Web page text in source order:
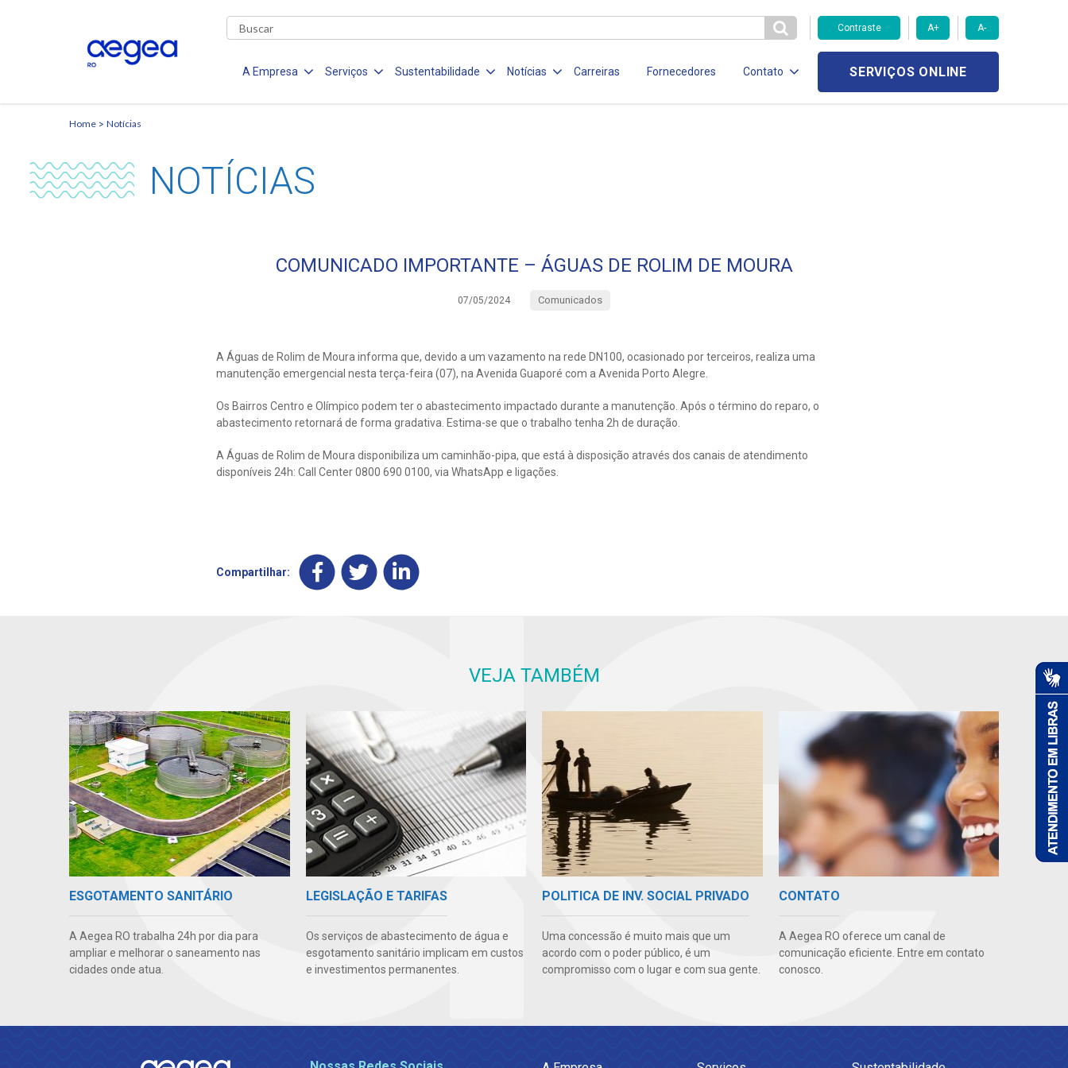
Contraste A+ A-
A Empresa Serviços Sustentabilidade Notícias Carreiras Fornecedores Contato SERVIÇOS ONLINE
Home Notícias
NOTÍCIAS
COMUNICADO IMPORTANTE – ÁGUAS DE ROLIM DE MOURA
07/05/2024 Comunicados
A Águas de Rolim de Moura informa que, devido a um vazamento na rede DN100, ocasionado por terceiros, realiza uma
manutenção emergencial nesta terça-feira (07), na Avenida Guaporé com a Avenida Porto Alegre.
Os Bairros Centro e Olímpico podem ter o abastecimento impactado durante a manutenção. Após o término do reparo, o
abastecimento retornará de forma gradativa. Estima-se que o trabalho tenha 2h de duração.
A Águas de Rolim de Moura disponibiliza um caminhão-pipa, que está à disposição através dos canais de atendimento
disponíveis 24h: Call Center 0800 690 0100, via WhatsApp e ligações.
Compartilhar:
VEJA TAMBÉM
ESGOTAMENTO SANITÁRIO
A Aegea RO trabalha 24h por dia para
ampliar e melhorar o saneamento nas
cidades onde atua.
LEGISLAÇÃO E TARIFAS
Os serviços de abastecimento de água e
esgotamento sanitário implicam em custos
e investimentos permanentes.
POLITICA DE INV. SOCIAL PRIVADO
Uma concessão é muito mais que um
acordo com o poder público, é um
compromisso com o lugar e com sua gente.
CONTATO
A Aegea RO oferece um canal de
comunicação eficiente. Entre em contato
conosco.